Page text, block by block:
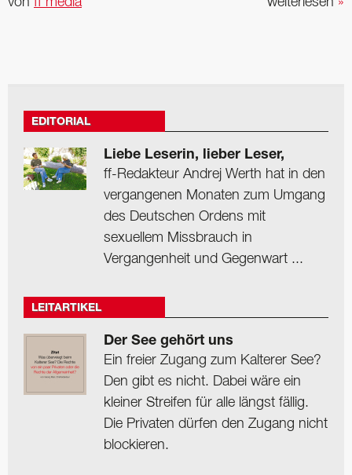
EDITORIAL
Liebe Leserin, lieber Leser,
ff-Redakteur Andrej Werth hat in den
vergangenen Monaten zum Umgang
des Deutschen Ordens mit
sexuellem Missbrauch in
Vergangenheit und Gegenwart ...
LEITARTIKEL
Der See gehört uns
Ein freier Zugang zum Kalterer See?
Den gibt es nicht. Dabei wäre ein
kleiner Streifen für alle längst fällig.
Die Privaten dürfen den Zugang nicht
blockieren.